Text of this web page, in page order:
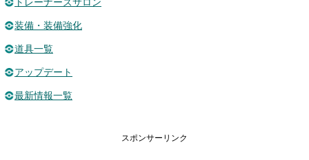
装備・装備強化
道具一覧
アップデート
最新情報一覧
スポンサーリンク